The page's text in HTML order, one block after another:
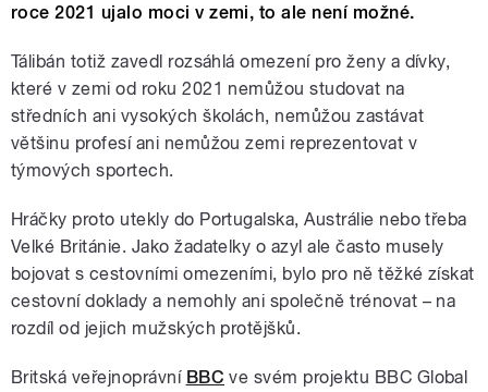
roce 2021 ujalo moci v zemi, to ale není možné.
Tálibán totiž zavedl rozsáhlá omezení pro ženy a dívky,
které v zemi od roku 2021 nemůžou studovat na
středních ani vysokých školách, nemůžou zastávat
většinu profesí ani nemůžou zemi reprezentovat v
týmových sportech.
Hráčky proto utekly do Portugalska, Austrálie nebo třeba
Velké Británie. Jako žadatelky o azyl ale často musely
bojovat s cestovními omezeními, bylo pro ně těžké získat
cestovní doklady a nemohly ani společně trénovat – na
rozdíl od jejich mužských protějšků.
Britská veřejnoprávní BBC ve svém projektu BBC Global